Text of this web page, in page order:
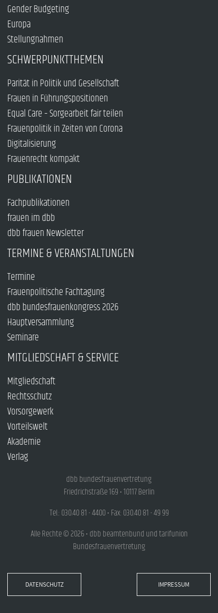
Gender Budgeting
Europa
Stellungnahmen
SCHWERPUNKTTHEMEN
Parität in Politik und Gesellschaft
Frauen in Führungspositionen
Equal Care – Sorgearbeit fair teilen
Frauenpolitik in Zeiten von Corona
Digitalisierung
Frauenrecht kompakt
PUBLIKATIONEN
Fachpublikationen
frauen im dbb
dbb frauen Newsletter
TERMINE & VERANSTALTUNGEN
Termine
Frauenpolitische Fachtagung
dbb bundesfrauenkongress 2026
Hauptversammlung
Seminare
MITGLIEDSCHAFT & SERVICE
Mitgliedschaft
Rechtsschutz
Vorsorgewerk
Vorteilswelt
Akademie
Verlag
dbb bundesfrauenvertretung
Friedrichstraße 169 • 10117 Berlin
Tel.: 030.40 81 - 4400 • Fax: 030.40 81 - 49 99
Alle Rechte © 2026 • dbb beamtenbund und tarifunion
Bundesfrauenvertretung
DATENSCHUTZ IMPRESSUM